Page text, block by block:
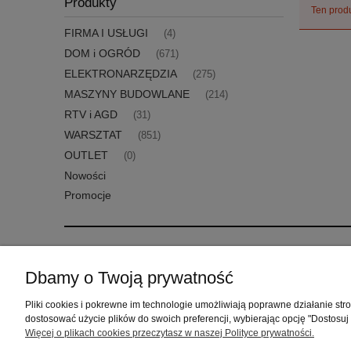
FIRMA I USŁUGI (4)
DOM i OGRÓD (671)
ELEKTRONARZĘDZIA (275)
MASZYNY BUDOWLANE (214)
RTV i AGD (31)
WARSZTAT (851)
OUTLET (0)
Nowości
Promocje
Ten
Zwroty i reklamacje
Regulamin
Ustawienia konta
Przechowalnia
Dbamy o Twoją prywatność
Pliki cookies i pokrewne im technologie umożliwiają poprawne działanie
dostosować użycie plików do swoich preferencji, wybierając opcję "Dostosuj
Więcej o plikach cookies przeczytasz w naszej Polityce prywatności.